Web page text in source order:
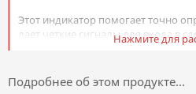
Этот индикатор помогает точно
дает четкие сигналы для входа в
легко определите, какой тренд
обоснованные...
Нажмите для
Подробнее об этом продукте...